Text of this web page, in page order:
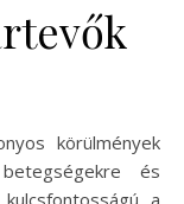
körülmények
és
a